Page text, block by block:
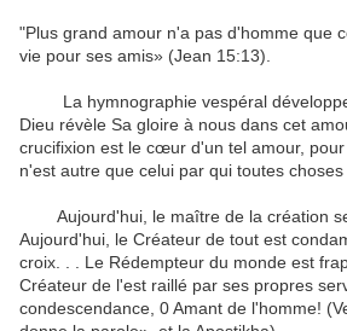
"Plus grand amour n'a pas d'homme que
vie pour ses amis» (Jean 15:13)
La hymnographie vespéral
Dieu révèle Sa gloire à nous dans cet
crucifixion est le cœur d'un tel amour, pour
n'est autre que celui par qui toutes
Aujourd'hui, le maître de la création
Aujourd'hui, le Créateur de tout est
croix
Le Rédempteur du monde est
Créateur de l'est raillé par ses propres
condescendance 0Amant de l'homme! (